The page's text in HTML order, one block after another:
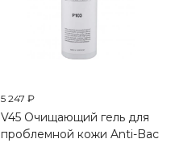
5 247 ₽
V45 Очищающий гель для
проблемной кожи Anti-Bac